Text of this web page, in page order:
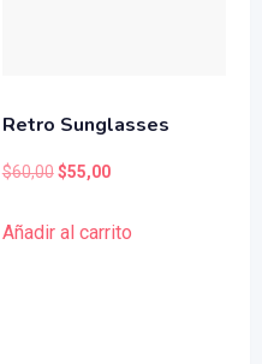
Retro Sunglasses
$60,00 El
original
$55,00El
actual
Añadir al carrito